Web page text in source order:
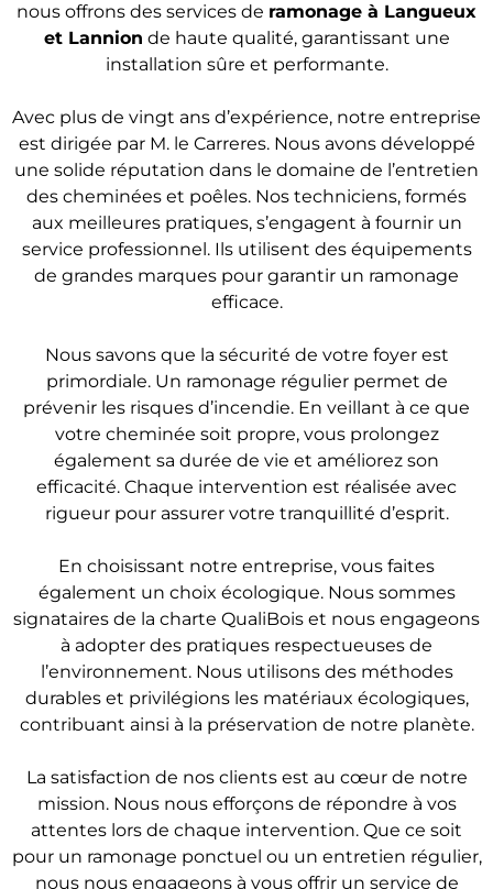
nous offrons des services de ramonage à Langueux
et Lannion de haute qualité, garantissant une
installation sûre et performante.
Avec plus de vingt ans d’expérience, notre entreprise
est dirigée par M. le Carreres. Nous avons développé
une solide réputation dans le domaine de l’entretien
des cheminées et poêles. Nos techniciens, formés
aux meilleures pratiques, s’engagent à fournir un
service professionnel. Ils utilisent des équipements
de grandes marques pour garantir un ramonage
efficace.
Nous savons que la sécurité de votre foyer est
primordiale. Un ramonage régulier permet de
prévenir les risques d’incendie. En veillant à ce que
votre cheminée soit propre, vous prolongez
également sa durée de vie et améliorez son
efficacité. Chaque intervention est réalisée avec
rigueur pour assurer votre tranquillité d’esprit.
En choisissant notre entreprise, vous faites
également un choix écologique. Nous sommes
signataires de la charte QualiBois et nous engageons
à adopter des pratiques respectueuses de
l’environnement. Nous utilisons des méthodes
durables et privilégions les matériaux écologiques,
contribuant ainsi à la préservation de notre planète.
La satisfaction de nos clients est au cœur de notre
mission. Nous nous efforçons de répondre à vos
attentes lors de chaque intervention. Que ce soit
pour un ramonage ponctuel ou un entretien régulier,
nous nous engageons à vous offrir un service de